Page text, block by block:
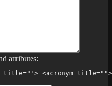
attributes:
<acronym title="">